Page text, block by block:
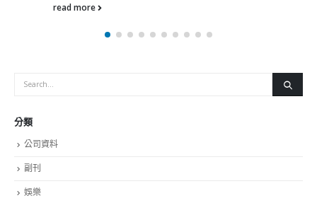
read more
分類
公司資料
副刊
娛樂